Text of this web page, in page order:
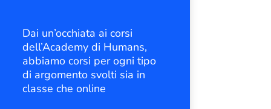
Dai un’occhiata ai corsi
dell’Academy di Humans,
abbiamo corsi per ogni tipo
di argomento svolti sia in
classe che online